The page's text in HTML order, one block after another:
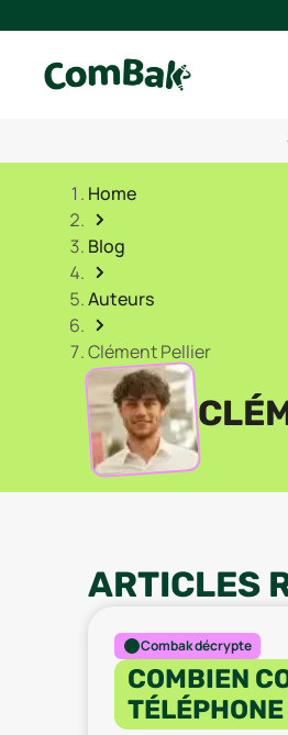
Home
Blog
Auteurs
Clément Pellier
ARTICLES
Combak décrypte
COMBIEN